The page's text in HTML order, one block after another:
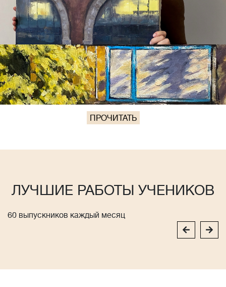
ПРОЧИТАТЬ
ЛУЧШИЕ РАБОТЫ УЧЕНИКОВ
60 выпускников каждый месяц